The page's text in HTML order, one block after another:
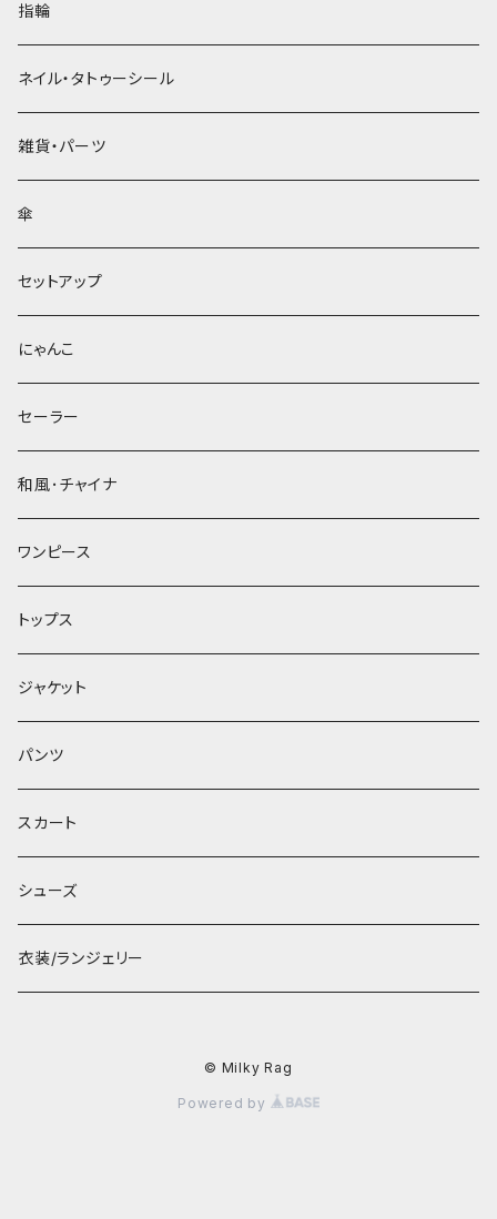
指輪
ネイル・タトゥーシール
雑貨・パーツ
傘
セットアップ
にゃんこ
セーラー
和風･チャイナ
ワンピース
トップス
ジャケット
パンツ
スカート
シューズ
衣装/ランジェリー
© Milky Rag
Powered by